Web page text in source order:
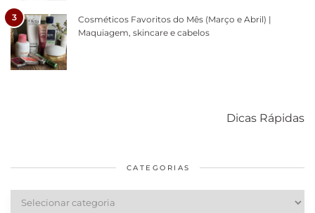
3
Cosméticos Favoritos do Mês (Março e Abril) |
Maquiagem, skincare e cabelos
Dicas Rápidas
diários
cabelos
CATEGORIAS
Categorias